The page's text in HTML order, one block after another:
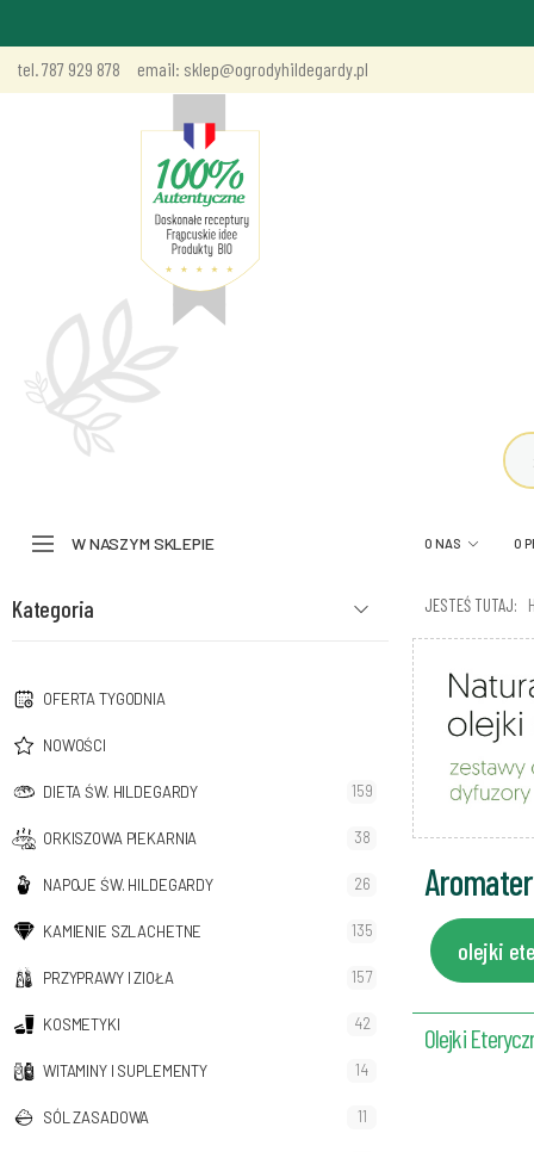
tel. 787 929 878 email: sklep@ogrodyhildegardy.pl
W NASZYM SKLEPIE O NAS O
Kategoria
OFERTA TYGODNIA
NOWOŚCI
DIETA ŚW. HILDEGARDY 159
ORKISZOWA PIEKARNIA 38
NAPOJE ŚW. HILDEGARDY 26
KAMIENIE SZLACHETNE 135
PRZYPRAWY I ZIOŁA 157
KOSMETYKI 42
WITAMINY I SUPLEMENTY 14
SÓL ZASADOWA 11
JESTEŚ TUTAJ:
olejki
Olejki